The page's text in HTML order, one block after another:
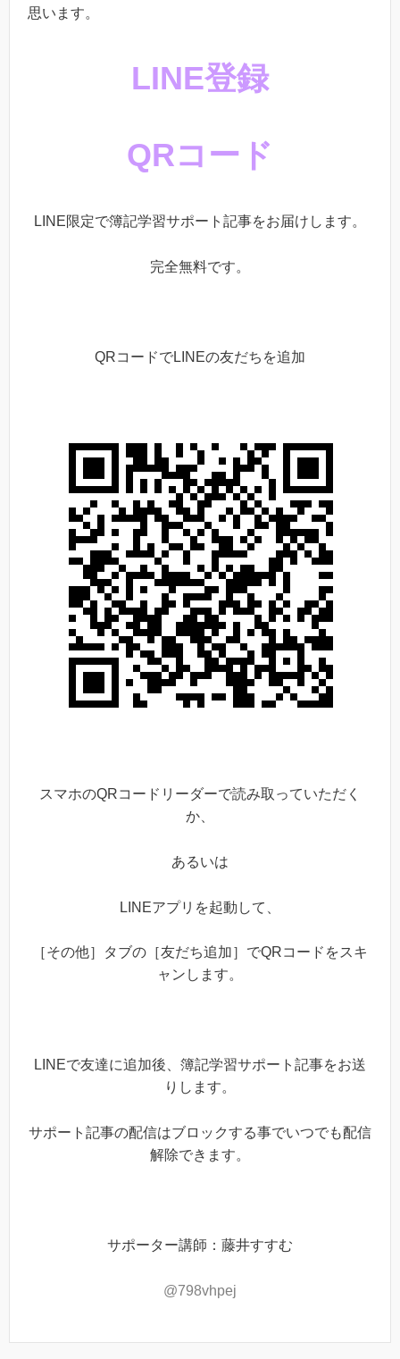
思います。
LINE登録
QRコード
LINE限定で簿記学習サポート記事をお届けします。
完全無料です。
QRコードでLINEの友だちを追加
スマホのQRコードリーダーで読み取っていただく
か、
あるいは
LINEアプリを起動して、
［その他］タブの［友だち追加］でQRコードをスキ
ャンします。
LINEで友達に追加後、簿記学習サポート記事をお送
りします。
サポート記事の配信はブロックする事でいつでも配信
解除できます。
サポーター講師：藤井すすむ
@798vhpej